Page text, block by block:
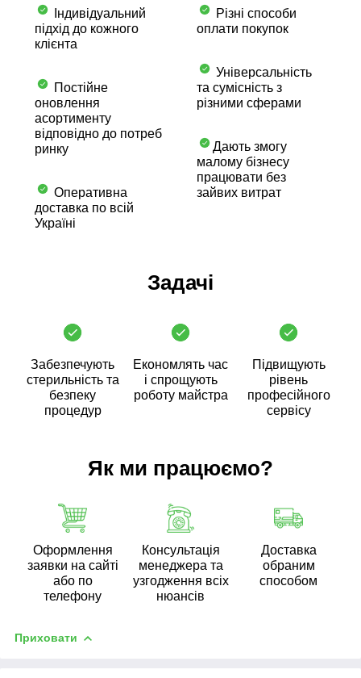
Індивідуальний
підхід до кожного
клієнта
Постійне
оновлення
асортименту
відповідно до потреб
ринку
Оперативна
доставка по всій
Україні
Різні способи
оплати покупок
Універсальність
та сумісність з
різними сферами
Дають змогу
малому бізнесу
працювати без
зайвих витрат
Задачі
Забезпечують
стерильність та
безпеку
процедур
Економлять час
і спрощують
роботу майстра
Підвищують
рівень
професійного
сервісу
Як ми працюємо?
Оформлення
заявки на сайті
або по
телефону
Консультація
менеджера та
узгодження всіх
нюансів
Доставка
обраним
способом
Приховати